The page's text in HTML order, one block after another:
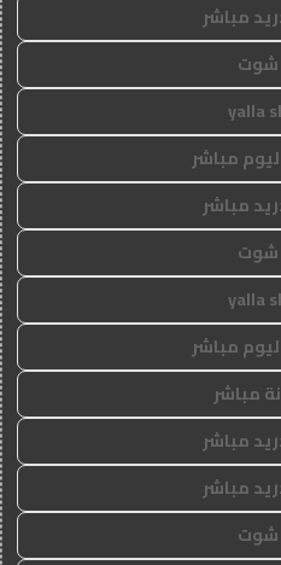
مباشر
شوت
yalla
مباشر
مباشر
شوت
yalla
مباشر
مباشر
مباشر
مباشر
شوت